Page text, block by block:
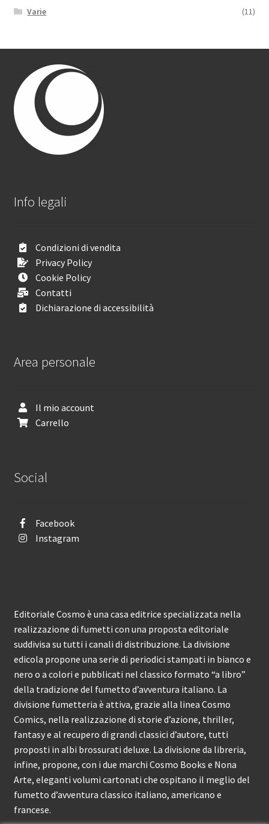
Varie
(11)
Info legali
Condizioni di vendita
Privacy Policy
Cookie Policy
Contatti
Dichiarazione di accessibilità
Area personale
Il mio account
Carrello
Social
Facebook
Instagram
Editoriale Cosmo è una casa editrice specializzata nella
realizzazione di fumetti con una proposta editoriale
suddivisa su tutti i canali di distribuzione. La divisione
edicola propone una serie di periodici stampati in bianco e
nero o a colori e pubblicati nel classico formato “a libro”
della tradizione del fumetto d’avventura italiano. La
divisione fumetteria è attiva, grazie alla linea Cosmo
Comics, nella realizzazione di storie d’azione, thriller,
fantasy e al recupero di grandi classici d’autore, tutti
proposti in albi brossurati deluxe. La divisione da libreria,
infine, propone, con i due marchi Cosmo Books e Nona
Arte, eleganti volumi cartonati che ospitano il meglio del
fumetto d’avventura classico italiano, americano e
francese.